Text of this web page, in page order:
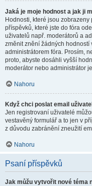
Jaká je moje hodnost a jak ji
Hodnosti, které jsou
příspěvků, které jste do fóra
uživatelů např. moderátorů a
změnit znění žádných hodností
administrátorem fóra. Prosím,
proto, abyste dosáhli vyšší
moderátor nebo administrátor
Nahoru
Když chci poslat email
Jen registrovaní uživatelé
vestavěný formulář a to jen v
z důvodu zabránění zneužití
Nahoru
Psaní příspěvků
Jak můžu vytvořit nové téma